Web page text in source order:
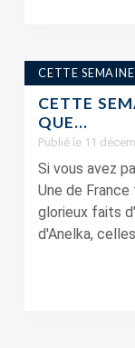
CETTE
CETTE
QUE…
Publié le 11
Si vous avez
Une de
glorieux faits
d'Anelka,